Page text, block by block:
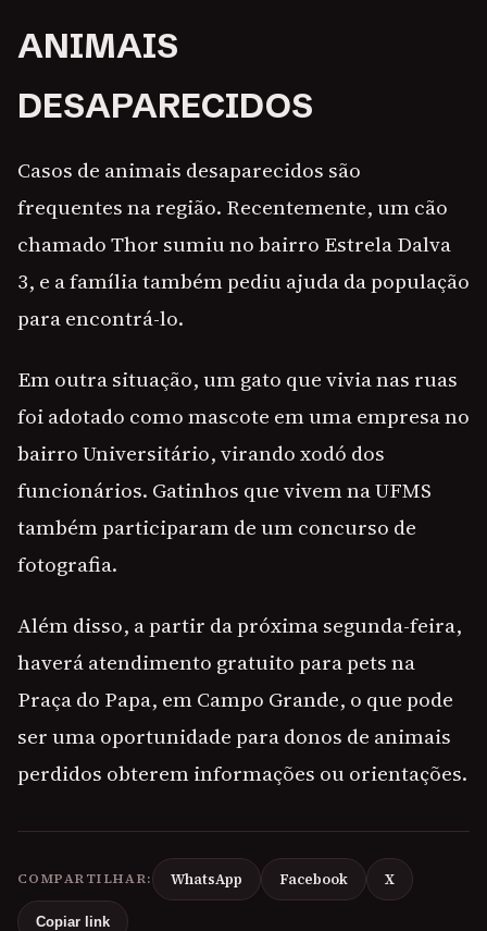
ANIMAIS
DESAPARECIDOS
Casos de animais desaparecidos são
frequentes na região. Recentemente, um cão
chamado Thor sumiu no bairro Estrela Dalva
3, e a família também pediu ajuda da população
para encontrá-lo.
Em outra situação, um gato que vivia nas ruas
foi adotado como mascote em uma empresa no
bairro Universitário, virando xodó dos
funcionários. Gatinhos que vivem na UFMS
também participaram de um concurso de
fotografia.
Além disso, a partir da próxima segunda-feira,
haverá atendimento gratuito para pets na
Praça do Papa, em Campo Grande, o que pode
ser uma oportunidade para donos de animais
perdidos obterem informações ou orientações.
COMPARTILHAR: WhatsApp Facebook X
Copiar link